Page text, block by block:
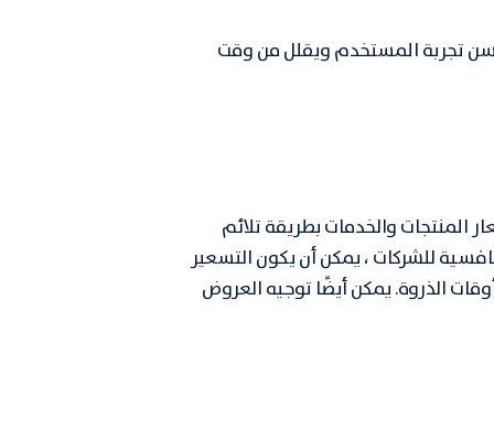
تجربة المستخدم ويقلل من وقت
المنتجات والخدمات بطريقة تلائم
للشركات ، يمكن أن يكون التسعير
الذروة. يمكن أيضًا توجيه العروض